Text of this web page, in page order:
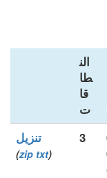
الن
طا
قا
ت
3 تنزيل
(
zip txt
)